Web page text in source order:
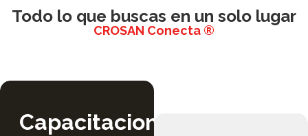
Todo lo que buscas en un solo lugar
CROSAN Conecta ®
Capacitaciones